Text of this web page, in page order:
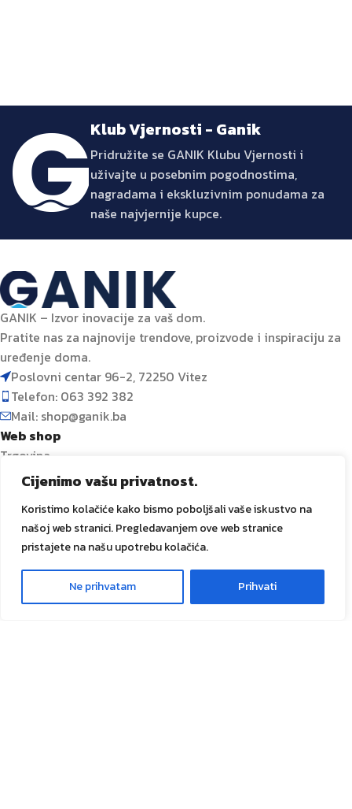
Cijenimo vašu privatnost.
Koristimo kolačiće kako bismo poboljšali vaše iskustvo na
našoj web stranici. Pregledavanjem ove web stranice
pristajete na našu upotrebu kolačića.
Ne prihvatam Prihvati
Klub Vjernosti - Ganik
Pridružite se GANIK Klubu Vjernosti i
uživajte u posebnim pogodnostima,
nagradama i ekskluzivnim ponudama za
naše najvjernije kupce.
GANIK – Izvor inovacije za vaš dom.
Pratite nas za najnovije trendove, proizvode i inspiraciju za
uređenje doma.
Poslovni centar 96-2, 72250 Vitez
Telefon: 063 392 382
Mail: shop@ganik.ba
Web shop
Trgovina
Promocije
Dostava i plaćanje
Prati narudžbu
GANIK IDA d.o.o.
O nama
Ganik trendovi